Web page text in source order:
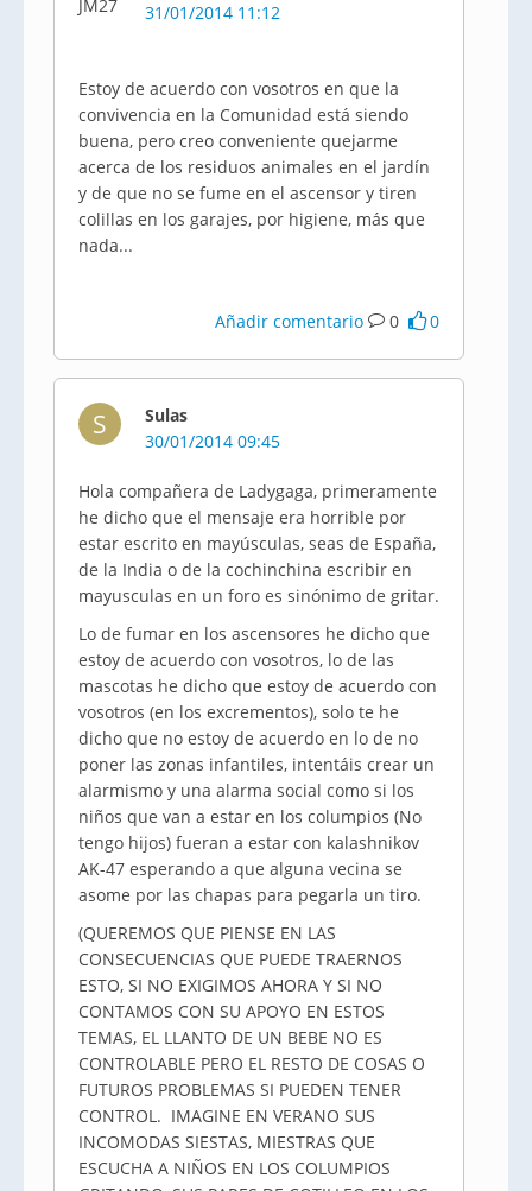
31/01/2014 11:12
Estoy de acuerdo con vosotros en que la
convivencia en la Comunidad está siendo
buena, pero creo conveniente quejarme
acerca de los residuos animales en el jardín
y de que no se fume en el ascensor y tiren
colillas en los garajes, por higiene, más que
nada...
Añadir comentario 0 0
S
Sulas
30/01/2014 09:45
Hola compañera de Ladygaga, primeramente
he dicho que el mensaje era horrible por
estar escrito en mayúsculas, seas de España,
de la India o de la cochinchina escribir en
mayusculas en un foro es sinónimo de gritar.
Lo de fumar en los ascensores he dicho que
estoy de acuerdo con vosotros, lo de las
mascotas he dicho que estoy de acuerdo con
vosotros (en los excrementos), solo te he
dicho que no estoy de acuerdo en lo de no
poner las zonas infantiles, intentáis crear un
alarmismo y una alarma social como si los
niños que van a estar en los columpios (No
tengo hijos) fueran a estar con kalashnikov
AK-47 esperando a que alguna vecina se
asome por las chapas para pegarla un tiro.
(QUEREMOS QUE PIENSE EN LAS
CONSECUENCIAS QUE PUEDE TRAERNOS
ESTO, SI NO EXIGIMOS AHORA Y SI NO
CONTAMOS CON SU APOYO EN ESTOS
TEMAS, EL LLANTO DE UN BEBE NO ES
CONTROLABLE PERO EL RESTO DE COSAS O
FUTUROS PROBLEMAS SI PUEDEN TENER
CONTROL. IMAGINE EN VERANO SUS
INCOMODAS SIESTAS, MIESTRAS QUE
ESCUCHA A NIÑOS EN LOS COLUMPIOS